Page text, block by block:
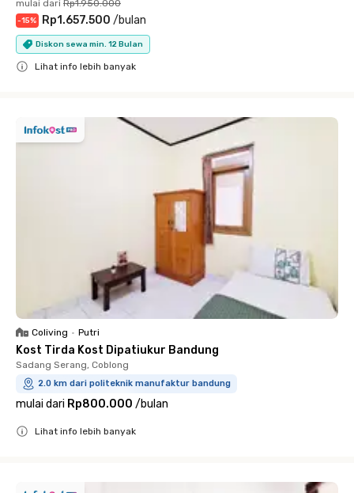
mulai dari Rp1.950.000
-15% Rp1.657.500 /bulan
Diskon sewa min. 12 Bulan
Lihat info lebih banyak
Coliving • Putri
Kost Tirda Kost Dipatiukur Bandung
Sadang Serang, Coblong
2.0 km dari politeknik manufaktur bandung
mulai dari Rp800.000 /bulan
Lihat info lebih banyak